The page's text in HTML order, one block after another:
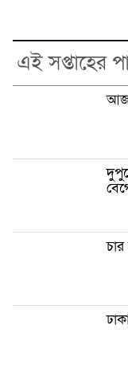
এই সপ্তাহের
আজ